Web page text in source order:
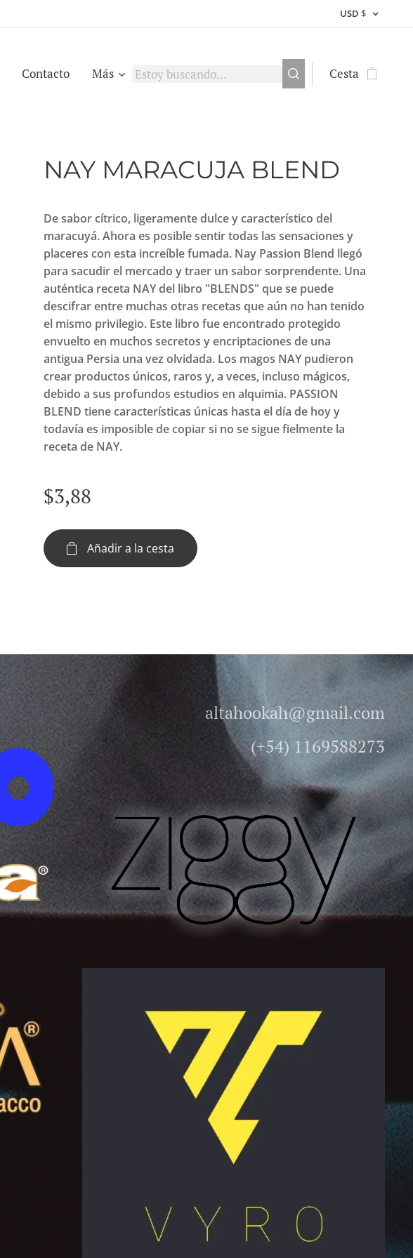
USD $
Contacto Más Cesta
NAY MARACUJA BLEND
De sabor cítrico, ligeramente dulce y característico del
maracuyá. Ahora es posible sentir todas las sensaciones y
placeres con esta increíble fumada. Nay Passion Blend llegó
para sacudir el mercado y traer un sabor sorprendente. Una
auténtica receta NAY del libro "BLENDS" que se puede
descifrar entre muchas otras recetas que aún no han tenido
el mismo privilegio. Este libro fue encontrado protegido
envuelto en muchos secretos y encriptaciones de una
antigua Persia una vez olvidada. Los magos NAY pudieron
crear productos únicos, raros y, a veces, incluso mágicos,
debido a sus profundos estudios en alquimia. PASSION
BLEND tiene características únicas hasta el día de hoy y
todavía es imposible de copiar si no se sigue fielmente la
receta de NAY.
$3,88
Añadir a la cesta
altahookah@gmail.com
(+54) 1169588273